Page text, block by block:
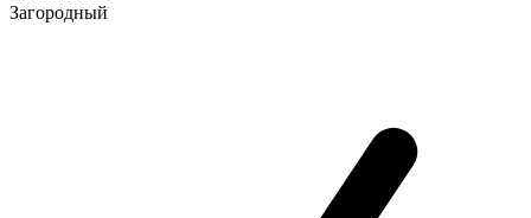
Загородный